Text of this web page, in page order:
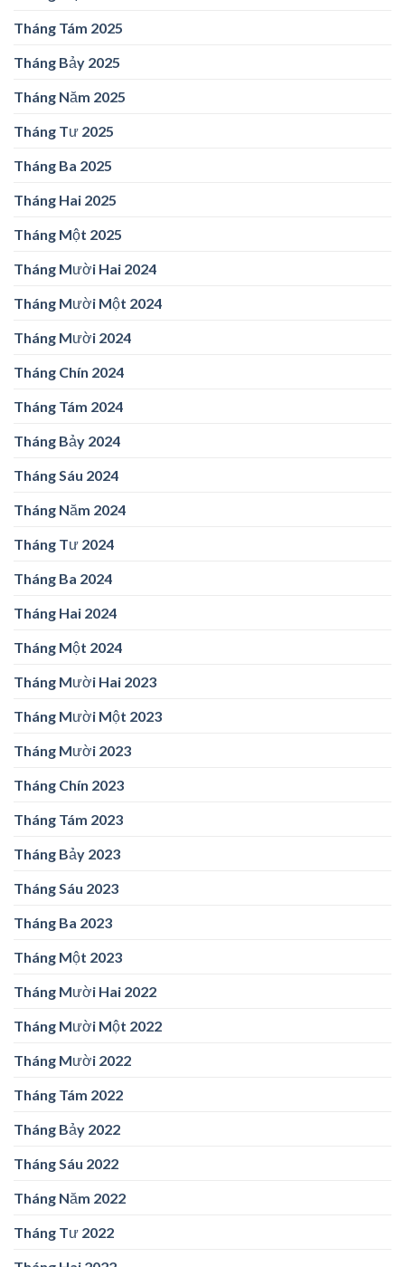
Tháng Tám 2025
Tháng Bảy 2025
Tháng Năm 2025
Tháng Tư 2025
Tháng Ba 2025
Tháng Hai 2025
Tháng Một 2025
Tháng Mười Hai 2024
Tháng Mười Một 2024
Tháng Mười 2024
Tháng Chín 2024
Tháng Tám 2024
Tháng Bảy 2024
Tháng Sáu 2024
Tháng Năm 2024
Tháng Tư 2024
Tháng Ba 2024
Tháng Hai 2024
Tháng Một 2024
Tháng Mười Hai 2023
Tháng Mười Một 2023
Tháng Mười 2023
Tháng Chín 2023
Tháng Tám 2023
Tháng Bảy 2023
Tháng Sáu 2023
Tháng Ba 2023
Tháng Một 2023
Tháng Mười Hai 2022
Tháng Mười Một 2022
Tháng Mười 2022
Tháng Tám 2022
Tháng Bảy 2022
Tháng Sáu 2022
Tháng Năm 2022
Tháng Tư 2022